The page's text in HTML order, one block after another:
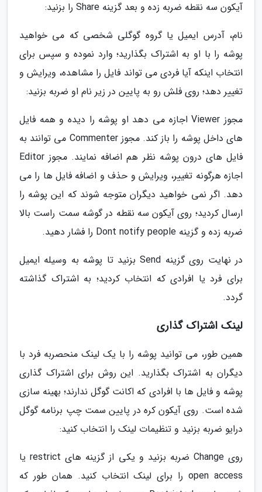
آیکون سه نقطه ضربه زده و بعد گزینه Share را بزنید:
نام، آدرس ایمیل یا گروه گوگلی شخصی که می خواهید
پوشه را با او به اشتراک بگذارید؛ وارد نموده و سپس برای
انتخاب اینکه آیا فردی می تواند فایل را مشاهده، ویرایش و
تغییر دهد؛ روی فلش رو به پایین در زیر نام او ضربه بزنید:
مجوز Viewer اجازه می دهد او پوشه را دیده و همه فایل
های داخل پوشه را باز کند. مجوز Commenter می توانند به
فایل های درون پوشه نظر هم اضافه نمایند. مجوز Editor
اجازه هرگونه تغییر، ویرایش و حذف و اضافه فایل ها را می
دهد. اگر نمی خواهید دیگران متوجه شوند که این پوشه را
ارسال کردید؛ روی آیکون سه نقطه در گوشه سمت راست بالا
ضربه زده و گزینه Dont notify people را فشار دهید.
در نهایت روی گزینه Send بزنید تا پوشه به وسیله ایمیل
برای فرد یا افرادی که انتخاب کردید؛ به اشتراک گذاشته
گردد.
لینک اشتراک گذاری
همین طور، می توانید پوشه را با یک لینک منحصربه فرد با
دیگران به اشتراک بگذارید. این روش برای اشتراک گذاری
پوشه و فایل ها با افرادی که اکانت گوگل ندارند؛ بهینه سازی
شده است. روی آیکون کره در پایین سمت چپ برنامه گوگل
درایو ضربه بزنید و تنظیمات لینک را انتخاب کنید:
روی Change ضربه بزنید و یکی از گزینه های restrict یا
open access را برای لینک انتخاب کنید. همان طور که